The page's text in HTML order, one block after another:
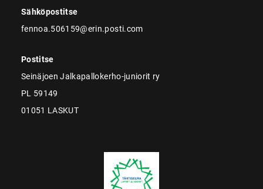
Sähköpostitse
fennoa.506159@erin.posti.com
Postitse
Seinäjoen Jalkapallokerho-juniorit ry
PL 59149
01051 LASKUT